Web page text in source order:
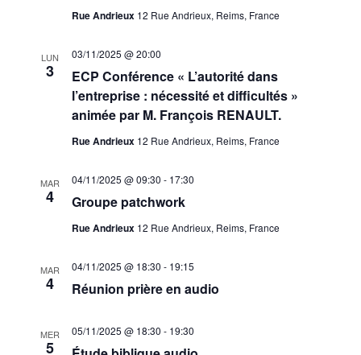
Rue Andrieux 12 Rue Andrieux, Reims, France
LUN
3
ECP Conférence « L’autorité dans
l’entreprise : nécessité et difficultés »
animée par M. François RENAULT.
03/11/2025 @ 20:00
Rue Andrieux 12 Rue Andrieux, Reims, France
MAR
4 Groupe patchwork
04/11/2025 @ 09:30 - 17:30
Rue Andrieux 12 Rue Andrieux, Reims, France
MAR
4 Réunion prière en audio
04/11/2025 @ 18:30 - 19:15
MER
5
05/11/2025 @ 18:30 - 19:30